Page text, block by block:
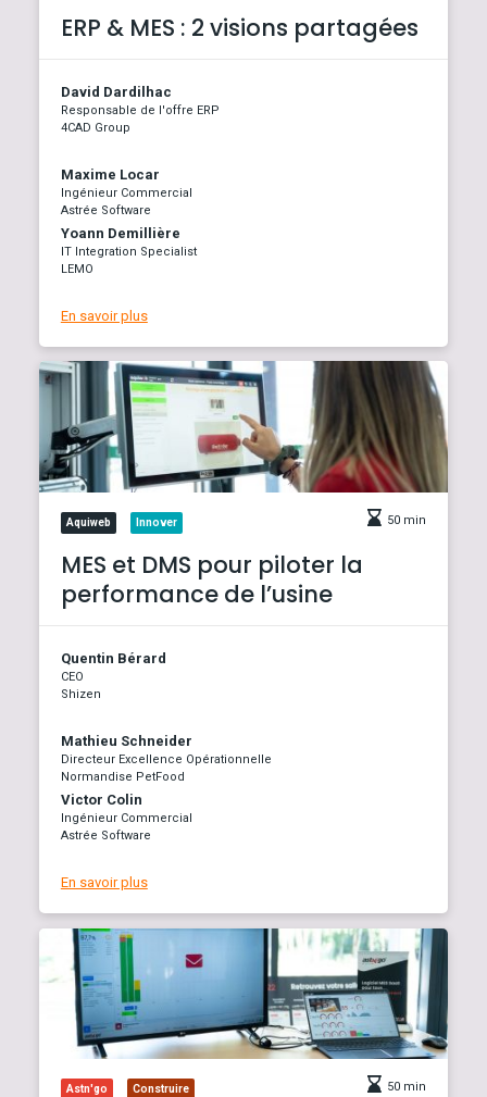
ERP & MES : 2 visions partagées
David Dardilhac
Responsable de l'offre ERP
4CAD Group
Maxime Locar
Ingénieur Commercial
Astrée Software
Yoann Demillière
IT Integration Specialist
LEMO
En savoir plus
Aquiweb Innover 50 min
MES et DMS pour piloter la
performance de l’usine
Quentin Bérard
CEO
Shizen
Mathieu Schneider
Directeur Excellence Opérationnelle
Normandise PetFood
Victor Colin
Ingénieur Commercial
Astrée Software
En savoir plus
Astn'go Construire 50 min